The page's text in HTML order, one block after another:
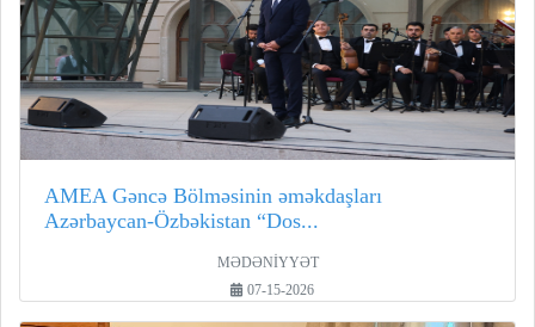
AMEA Gəncə Bölməsinin əməkdaşları
Azərbaycan-Özbəkistan “Dos...
MƏDƏNİYYƏT
07-15-2026